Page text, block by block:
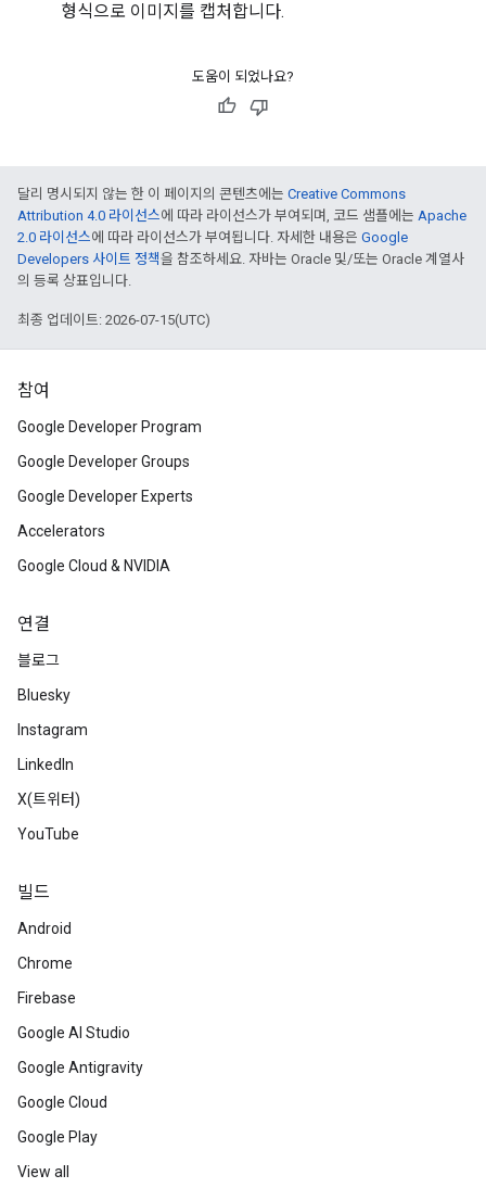
형식으로 이미지를 캡처합니다.
도움이 되었나요?
달리 명시되지 않는 한 이 페이지의 콘텐츠에는 Creative Commons
Attribution 4.0 라이선스에 따라 라이선스가 부여되며, 코드 샘플에는 Apache
2.0 라이선스에 따라 라이선스가 부여됩니다. 자세한 내용은 Google
Developers 사이트 정책을 참조하세요. 자바는 Oracle 및/또는 Oracle 계열사
의 등록 상표입니다.
최종 업데이트: 2026-07-15(UTC)
참여
Google Developer Program
Google Developer Groups
Google Developer Experts
Accelerators
Google Cloud & NVIDIA
연결
블로그
Bluesky
Instagram
LinkedIn
X(트위터)
YouTube
빌드
Android
Chrome
Firebase
Google AI Studio
Google Antigravity
Google Cloud
Google Play
View all